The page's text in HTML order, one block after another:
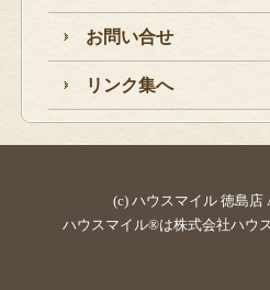
お問い合せ
リンク集へ
(c) ハウスマイル 徳島店
ハウスマイル®は株式会社ハウ